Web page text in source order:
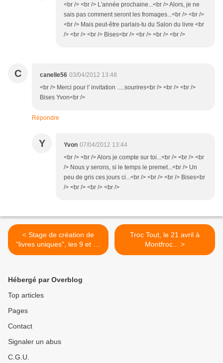
<br /> <br /> L'année prochaine...<br /> Alors, je ne
sais pas comment seront les fromages...<br /> <br />
<br /> Mais peut-être parlais-tu du Salon du livre <br
/> <br /> <br /> Bises<br /> <br /> <br /> <br />
C canelle56 03/04/2012 13:48
<br /> Merci pour l' invitation .....sourires<br /> <br /> <br />
Bises Yvon<br />
Répondre
Y Yvon 07/04/2012 13:44
<br /> <br /> Alors je compte sur toi...<br /> <br /> <br
/> Nous y serons, si le temps le premet...<br /> Un
peu de gris ces jours ci...<br /> <br /> <br /> Bises<br
/> <br /> <br /> <br />
< Stage de création de
"livres uniques", les 9 et 10
juillet à Saint Vincent...
Troc Tout, le 21 avril à
Montfroc... >
Hébergé par Overblog
Top articles
Pages
Contact
Signaler un abus
C.G.U.